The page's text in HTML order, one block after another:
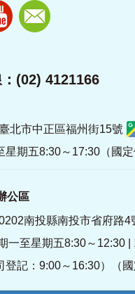
(02) 4121166
北市中正區福州街15號
星期五8:30～17:30（國定
公區
南投縣南投市省府路4
一至星期五8:30～12:30 |
登記：9:00～16:30）（國